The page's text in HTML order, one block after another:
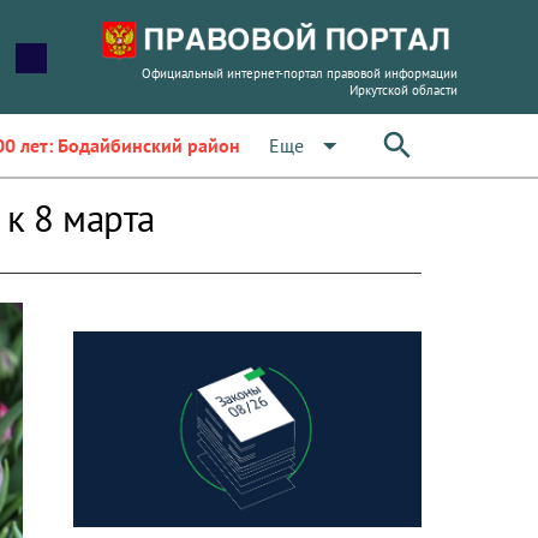
Официальный интернет-портал правовой информации
Иркутской области
лет: Бодайбинский район Еще arrow_drop_down
8 марта